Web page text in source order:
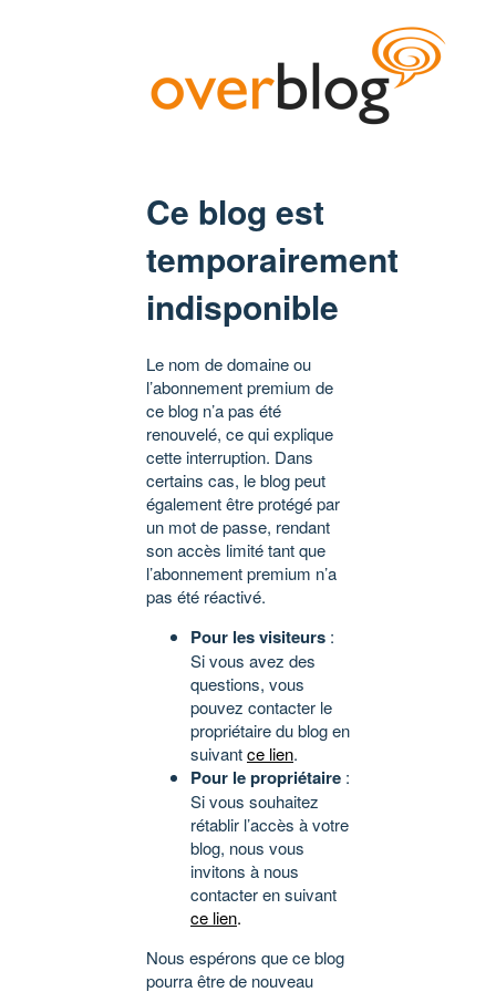
Ce blog est
temporairement
indisponible
Le nom de domaine ou
l’abonnement premium de
ce blog n’a pas été
renouvelé, ce qui explique
cette interruption. Dans
certains cas, le blog peut
également être protégé par
un mot de passe, rendant
son accès limité tant que
l’abonnement premium n’a
pas été réactivé.
Pour les visiteurs :
Si vous avez des
questions, vous
pouvez contacter le
propriétaire du blog en
suivantce lien.
Pour le propriétaire :
Si vous souhaitez
rétablir l’accès à votre
blog, nous vous
invitons à nous
contacter en suivant
ce lien.
Nous espérons que ce blog
pourra être de nouveau